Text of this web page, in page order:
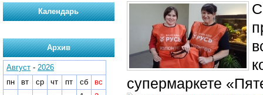
супермаркете
Календарь
Архив
Август - 2026
пн
вт ср чт пт сб
вс